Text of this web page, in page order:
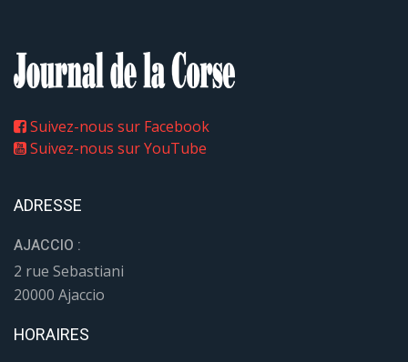
Suivez-nous sur Facebook
Suivez-nous sur YouTube
ADRESSE
AJACCIO :
2 rue Sebastiani
20000 Ajaccio
HORAIRES